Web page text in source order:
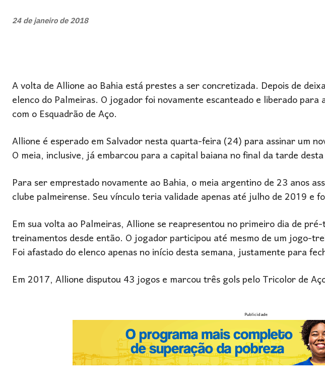
24 de janeiro de 2018
A volta de Allione ao Bahia está prestes a ser concretizada. Depois de
elenco do Palmeiras. O jogador foi novamente escanteado e liberado
com o Esquadrão de Aço.
Allione é esperado em Salvador nesta quarta-feira (24) para assinar um
O meia, inclusive, já embarcou para a capital baiana no final da tarde
Para ser emprestado novamente ao Bahia, o meia argentino de 23 anos
clube palmeirense. Seu vínculo teria validade apenas até julho de 2019 e
Em sua volta ao Palmeiras, Allione se reapresentou no primeiro dia de
treinamentos desde então. O jogador participou até mesmo de um jogo-
Foi afastado do elenco apenas no início desta semana, justamente para
Em 2017, Allione disputou 43 jogos e marcou três gols pelo Tricolor de
Publicidade